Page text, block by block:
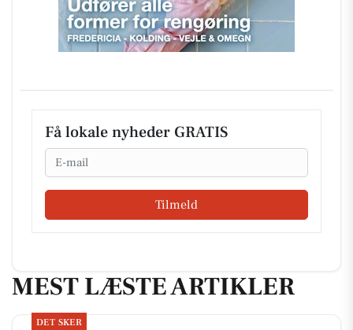
Få lokale nyheder GRATIS
Email
Tilmeld
MEST LÆSTE ARTIKLER
DET SKER